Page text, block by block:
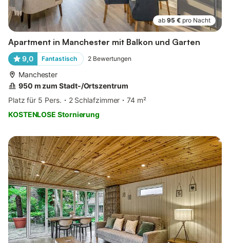
ab 95 € pro Nacht
Apartment in Manchester mit Balkon und Garten
9,0 Fantastisch 2 Bewertungen
Manchester
950 m zum Stadt-/Ortszentrum
Platz für 5 Pers.
2 Schlafzimmer
74 m²
KOSTENLOSE Stornierung